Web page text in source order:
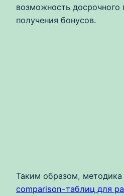
возможность досрочного
получения бонусов.
Таким образом, методика
comparison-таблиц для